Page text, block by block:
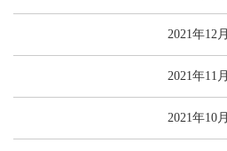
2021年12月
2021年11月
2021年10月